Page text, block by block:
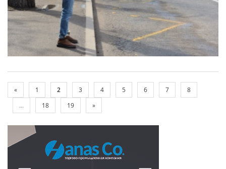
« 1 2 3 4 5 6 7
8
...
18 19 »